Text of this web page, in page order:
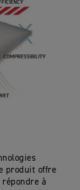
produit offre
répondre à